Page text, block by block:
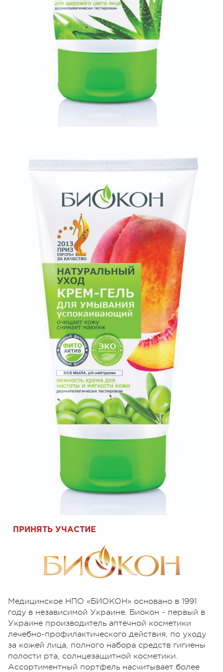
ПРИНЯТЬ УЧАСТИЕ
Медицинское НПО «БИОКОН» основано в 1991
году в независимой Украине. Биокон - первый в
Украине производитель аптечной косметики
лечебно-профилактического действия, по уходу
за кожей лица, полного набора средств гигиены
полости рта, солнцезащитной косметики.
Ассортиментный портфель насчитывает более